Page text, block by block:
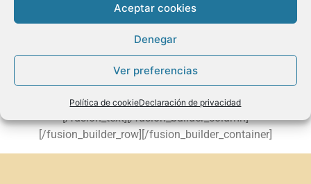
Aceptar cookies
Denegar
Ver preferencias
Política de cookieDeclaración de privacidad
#laveguca #llanes #restaurante #feriadeabril
#29deabril2017
#restauranteenllanes #españa #asturias #parrilla #norte
#love #sidrería #hinchables #fiestas #sanroque
[/fusion_text][/fusion_builder_column]
[/fusion_builder_row][/fusion_builder_container]